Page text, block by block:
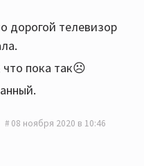
дорогой телевизор
что пока так☹️
08 ноября 2020 в 10:46